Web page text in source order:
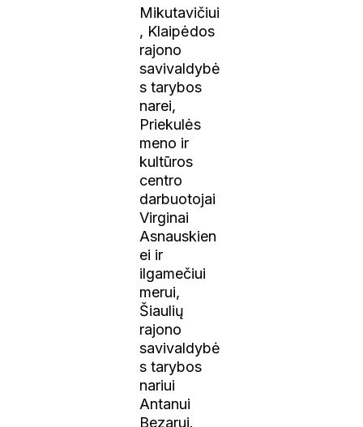
Mikutavičiui
, Klaipėdos
rajono
savivaldybė
s tarybos
narei,
Priekulės
meno ir
kultūros
centro
darbuotojai
Virginai
Asnauskien
ei ir
ilgamečiui
merui,
Šiaulių
rajono
savivaldybė
s tarybos
nariui
Antanui
Bezarui.